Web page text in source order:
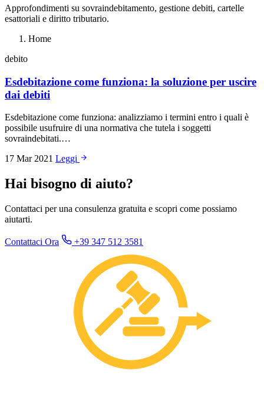
Approfondimenti su sovraindebitamento, gestione debiti, cartelle
esattoriali e diritto tributario.
Home
debito
Esdebitazione come funziona: la soluzione per uscire
dai debiti
Esdebitazione come funziona: analizziamo i termini entro i quali è
possibile usufruire di una normativa che tutela i soggetti
sovraindebitati.…
17 Mar 2021 Leggi
Hai bisogno di aiuto?
Contattaci per una consulenza gratuita e scopri come possiamo
aiutarti.
Contattaci Ora +39 347 512 3581